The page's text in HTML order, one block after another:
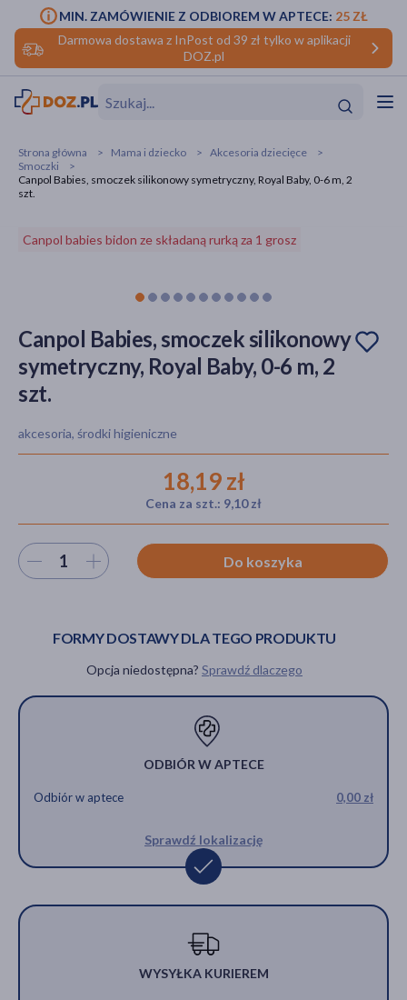
Darmowa dostawa z InPost od 39 zł tylko w aplikacji
DOZ.pl
MIN. ZAMÓWIENIE Z ODBIOREM W APTECE: 25 ZŁ
Strona główna Mama i dziecko
Akcesoria dziecięce
Smoczki
Canpol Babies, smoczek silikonowy symetryczny, Royal Baby, 0-6 m, 2
szt.
Canpol babies bidon ze składaną rurką za 1 grosz
Canpol Babies, smoczek silikonowy
symetryczny, Royal Baby, 0-6 m, 2
szt.
akcesoria, środki higieniczne
18,19 zł
Cena za szt.: 9,10 zł
Wybierz ilość Do koszyka
FORMY DOSTAWY DLA TEGO PRODUKTU
Opcja niedostępna? Sprawdź dlaczego
ODBIÓR W APTECE
Odbiór w aptece 0,00 zł
Sprawdź lokalizację
WYSYŁKA KURIEREM